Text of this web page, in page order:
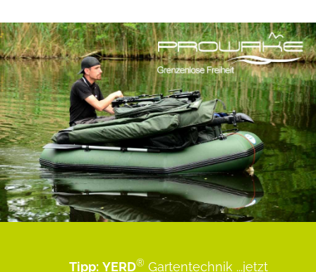
Tipp: YERD® Gartentechnik ...jetzt